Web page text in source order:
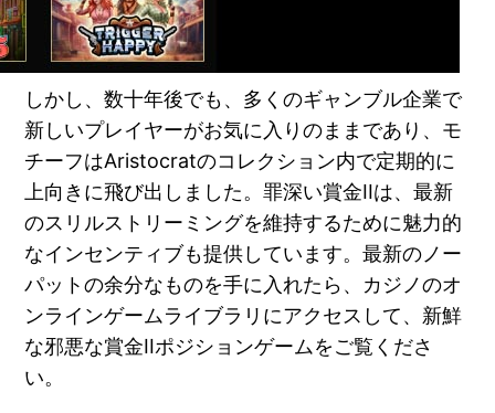
しかし、数十年後でも、多くのギャンブル企業で
新しいプレイヤーがお気に入りのままであり、モ
チーフはAristocratのコレクション内で定期的に
上向きに飛び出しました。罪深い賞金IIは、最新
のスリルストリーミングを維持するために魅力的
なインセンティブも提供しています。最新のノー
パットの余分なものを手に入れたら、カジノのオ
ンラインゲームライブラリにアクセスして、新鮮
な邪悪な賞金IIポジションゲームをご覧くださ
い。